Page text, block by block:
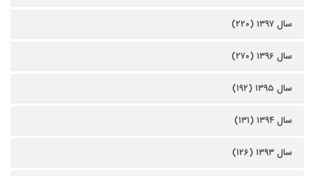
سال ۱۳۹۷ (۲۲۰)
سال ۱۳۹۶ (۲۷۰)
سال ۱۳۹۵ (۱۹۲)
سال ۱۳۹۴ (۱۳۱)
سال ۱۳۹۳ (۱۲۶)